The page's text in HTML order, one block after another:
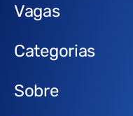
Vagas
Categorias
Sobre